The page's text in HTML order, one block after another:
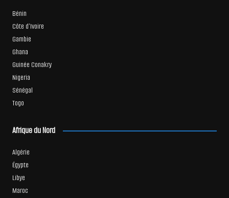
Bénin
Côte d’Ivoire
Gambie
Ghana
Guinée Conakry
Nigeria
Sénégal
Togo
Afrique du Nord
Algérie
Égypte
Libye
Maroc